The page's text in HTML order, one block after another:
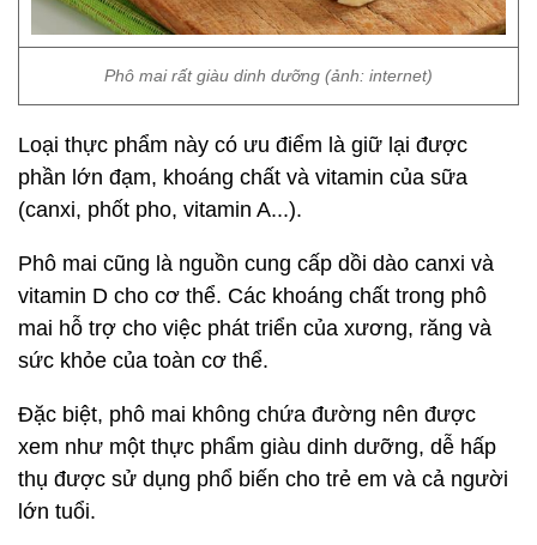
Phô mai rất giàu dinh dưỡng (ảnh: internet)
Loại thực phẩm này có ưu điểm là giữ lại được
phần lớn đạm, khoáng chất và vitamin của sữa
(canxi, phốt pho, vitamin A...).
Phô mai cũng là nguồn cung cấp dồi dào canxi và
vitamin D cho cơ thể. Các khoáng chất trong phô
mai hỗ trợ cho việc phát triển của xương, răng và
sức khỏe của toàn cơ thể.
Đặc biệt, phô mai không chứa đường nên được
xem như một thực phẩm giàu dinh dưỡng, dễ hấp
thụ được sử dụng phổ biến cho trẻ em và cả người
lớn tuổi.